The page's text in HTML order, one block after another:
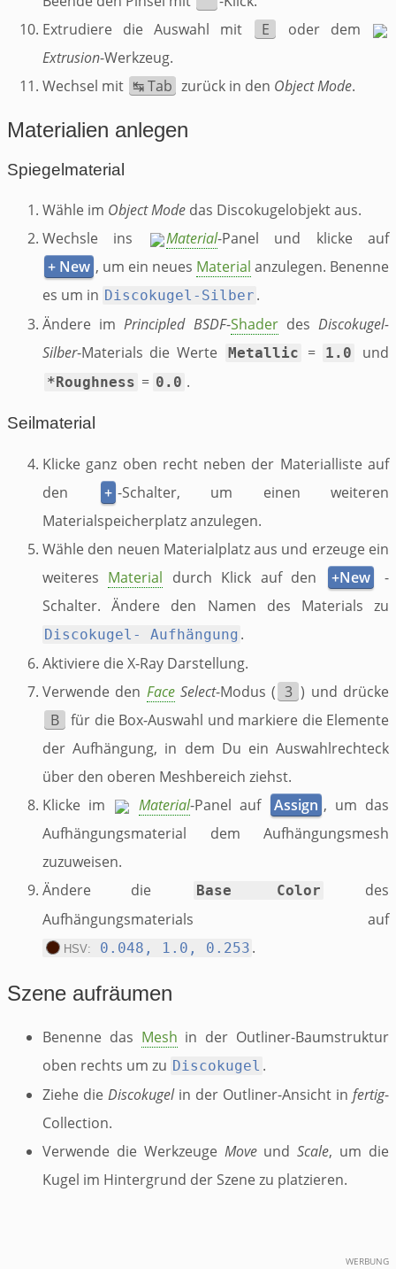
Extrudiere die Auswahl mit
E
oder dem
Extrusion-Werkzeug.
Wechsel mit ↹ Tab zurück in den Object Mode.
Materialien anlegen
Spiegelmaterial
Wähle im Object Mode das Discokugelobjekt aus.
Wechsle ins
Material-Panel und klicke auf
+ New , um ein neues Material anzulegen. Benenne
es um in Discokugel-Silber .
Ändere imPrincipled BSDF-ShaderdesDiscokugel-
Silber-Materials die Werte Metallic = 1.0 und
*Roughness = 0.0 .
Seilmaterial
Klicke ganz oben recht neben der Materialliste auf
den
+ -Schalter, um einen weiteren
Materialspeicherplatz anzulegen.
Wähle den neuen Materialplatz aus und erzeuge ein
weiteres Material durch Klick auf den +New
-
Schalter. Ändere den Namen des Materials zu
Discokugel- Aufhängung .
Aktiviere die X-Ray Darstellung.
Verwende den FaceSelect-Modus ( 3 ) und drücke
B für die Box-Auswahl und markiere die Elemente
der Aufhängung, in dem Du ein Auswahlrechteck
über den oberen Meshbereich ziehst.
Klicke im
Material-Panel auf Assign , um das
Aufhängungsmaterial dem Aufhängungsmesh
zuzuweisen.
Ändere die
Base Color
des
Aufhängungsmaterials auf
HSV: 0.048, 1.0, 0.253 .
Szene aufräumen
Benenne das Mesh in der Outliner-Baumstruktur
oben rechts um zu Discokugel .
Ziehe die Discokugelin der Outliner-Ansicht in fertig-
Collection.
Verwende die Werkzeuge MoveundScale, um die
Kugel im Hintergrund der Szene zu platzieren.
WERBUNG